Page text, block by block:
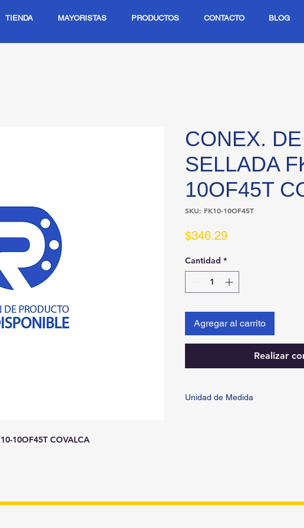
TIENDA MAYORISTAS PRODUCTOS CONTACTO BLOG
10OF45T COVALCA
CONEX.
SELLADA
10OF45T
SKU: FK10-10OF45T
$346.29Precio
Cantidad *
Agregar al carrito
Realizar
Unidad de Medida